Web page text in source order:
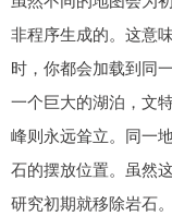
非程序生成的。这意
时，你都会加载到同
一个巨大的湖泊，文
峰则永远耸立。同一
石的摆放位置。虽然
研究初期就移除岩石